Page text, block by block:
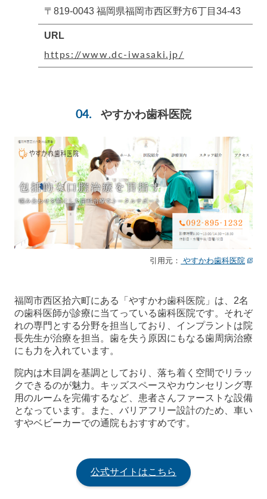
〒819-0043 福岡県福岡市西区野方6丁目34-43
URL
https://www.dc-iwasaki.jp/
やすかわ歯科医院
引用元： やすかわ歯科医院
福岡市西区拾六町にある「やすかわ歯科医院」は、2名
の歯科医師が診療に当てっている歯科医院です。それぞ
れの専門とする分野を担当しており、インプラントは院
長先生が治療を担当。歯を失う原因にもなる歯周病治療
にも力を入れています。
院内は木目調を基調としており、落ち着く空間でリラッ
クできるのが魅力。キッズスペースやカウンセリング専
用のルームを完備するなど、患者さんファーストな設備
となっています。また、バリアフリー設計のため、車い
すやベビーカーでの通院もおすすめです。
公式サイトはこちら